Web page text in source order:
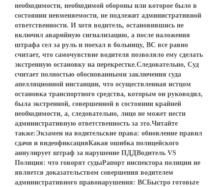
необходимости, необходимой обороны или которое было в
состоянии невменяемости, не подлежит административной
ответственности. И хотя водитель, остановившись не
включил аварийную сигнализацию, а после наложения
штрафа сел за руль и поехал в больницу, ВС все равно
считает, что самочувствие водителя позволяло ему сделать
экстренную остановку на перекрестке.Следовательно, Суд
считает полностью обоснованными заключения суда
апелляционной инстанции, что осуществленная истцом
остановка транспортного средства, которым он руководил,
была экстренной, совершенной в состоянии крайней
необходимости, а, следовательно, лицо не может нести
административную ответственность за это.Читайте
также:Экзамен на водительские права: обновление правил
сдачи и видеофиксацияКакая ошибка полицейского
аннулирует штраф за нарушение ПДДВодитель VS
Полиция: что говорят судыРапорт инспектора полиции не
является доказательством совершения водителем
административного правонарушения: ВСБыстро готовьте